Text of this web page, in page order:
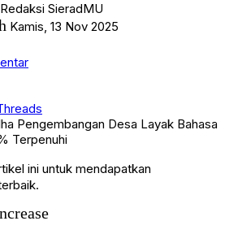
Redaksi SieradMU
Kamis, 13 Nov 2025
ini untuk mendapatkan